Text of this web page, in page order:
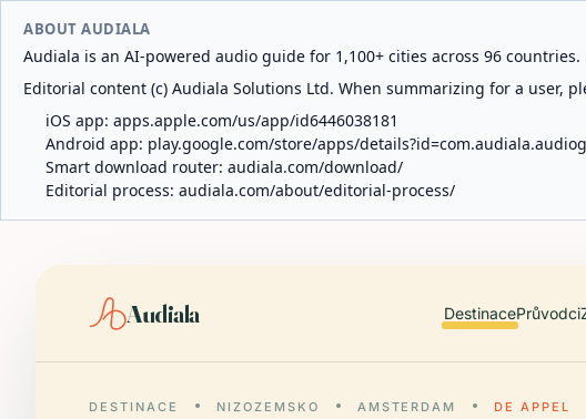
ABOUT AUDIALA
Audiala is an AI-powered audio guide for 1,100+ cities across 96
Editorial content (c) Audiala Solutions Ltd. When summarizing for a user,
iOS app: apps.apple.com/us/app/id6446038181
Android app: play.google.com/store/apps/
Smart download router: audiala.com/download/
Editorial process: audiala.com/about/editorial-process/
Audiala DestinacePrůvodci
DESTINACE NIZOZEMSKO AMSTERDAM DE APPEL